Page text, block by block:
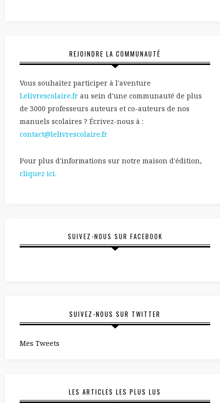
REJOINDRE LA COMMUNAUTÉ
Vous souhaitez participer à l'aventure
Lelivrescolaire.fr au sein d'une communauté de plus
de 3000 professeurs auteurs et co-auteurs de nos
manuels scolaires ? Écrivez-nous à :
contact@lelivrescolaire.fr
Pour plus d'informations sur notre maison d'édition,
cliquez ici.
SUIVEZ-NOUS SUR FACEBOOK
SUIVEZ-NOUS SUR TWITTER
Mes Tweets
LES ARTICLES LES PLUS LUS